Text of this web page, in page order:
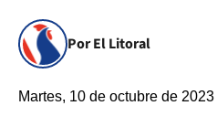
Por El Litoral
Martes, 10 de octubre de